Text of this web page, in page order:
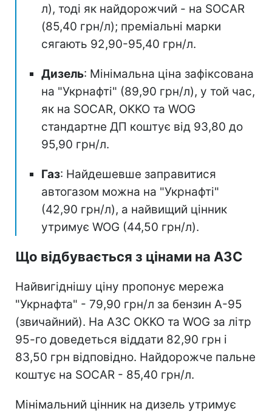
л), тоді як найдорожчий - на SOCAR
(85,40 грн/л); преміальні марки
сягають 92,90-95,40 грн/л.
Дизель: Мінімальна ціна зафіксована
на "Укрнафті" (89,90 грн/л), у той час,
як на SOCAR, OKKO та WOG
стандартне ДП коштує від 93,80 до
95,90 грн/л.
Газ: Найдешевше заправитися
автогазом можна на "Укрнафті"
(42,90 грн/л), а найвищий цінник
утримує WOG (44,50 грн/л).
Що відбувається з цінами на АЗС
Найвигіднішу ціну пропонує мережа
"Укрнафта" - 79,90 грн/л за бензин А-95
(звичайний). На АЗС OKKO та WOG за літр
95-го доведеться віддати 82,90 грн і
83,50 грн відповідно. Найдорожче пальне
коштує на SOCAR - 85,40 грн/л.
Мінімальний цінник на дизель утримує